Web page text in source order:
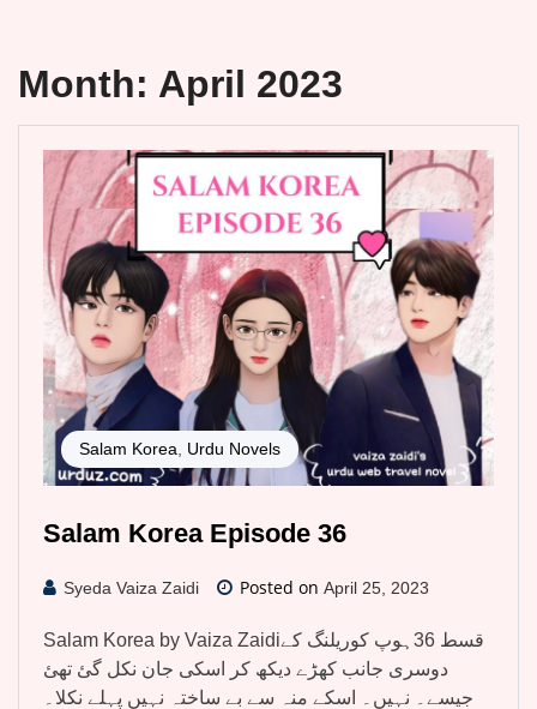
Month: April 2023
Salam Korea Urdu Novels
Salam Korea Episode 36
Syeda Vaiza Zaidi Posted on April 25, 2023
Salam Korea by Vaiza Zaidiقسط 36ہوپ کوریلنگ کے
دوسری جانب کھڑے دیکھ کر اسکی جان نکل گئ تھئ
جیسے۔ نہیں۔ اسکے منہ سے بے ساختہ نہیں پہلے نکلا۔